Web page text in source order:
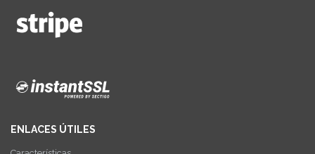
ENLACES ÚTILES